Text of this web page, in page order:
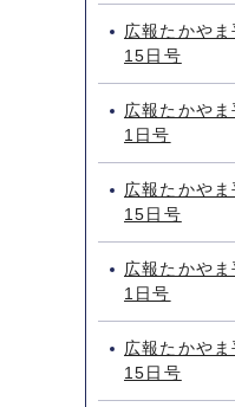
広報たかや
15日号
広報たかや
1日号
広報たかや
15日号
広報たかや
1日号
広報たかや
15日号